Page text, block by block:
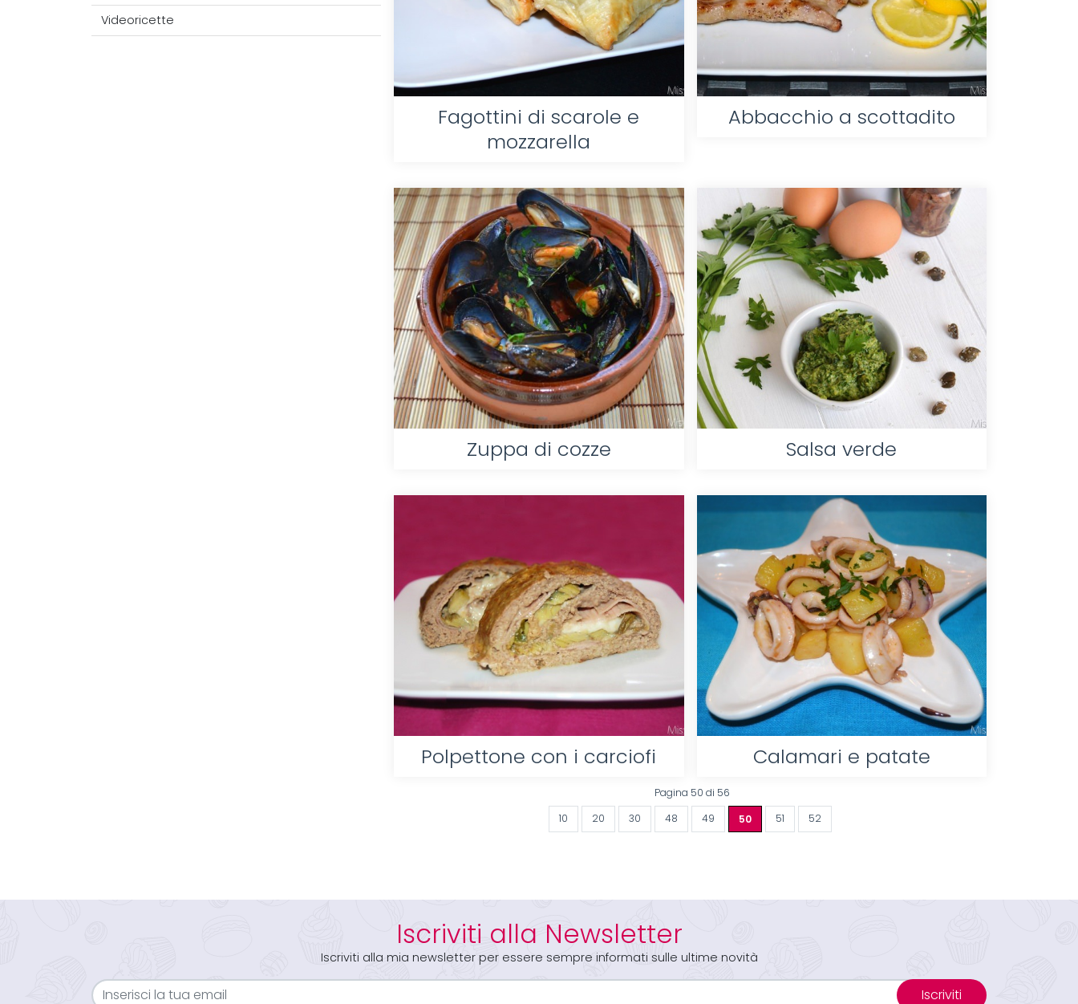
Videoricette
Fagottini di scarole e
mozzarella
Abbacchio a scottadito
Zuppa di cozze Salsa verde
Polpettone con i carciofi Calamari e patate
Pagina 50 di 56
10 20 30 48 49 50 51 52
Iscriviti alla Newsletter
Iscriviti alla mia newsletter per essere sempre informati sulle ultime novità
Iscriviti